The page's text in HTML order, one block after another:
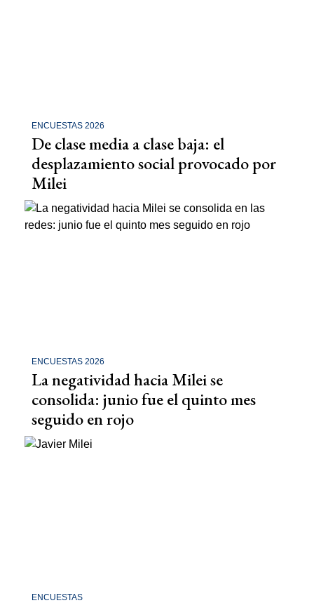
ENCUESTAS 2026
De clase media a clase baja: el
desplazamiento social provocado por
Milei
ENCUESTAS 2026
La negatividad hacia Milei se
consolida: junio fue el quinto mes
seguido en rojo
ENCUESTAS